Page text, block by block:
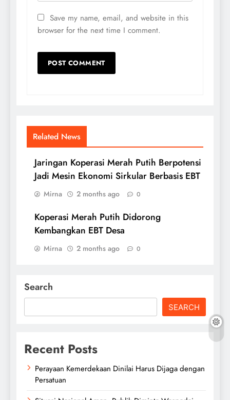
Save my name, email, and website in this
browser for the next time I comment.
Related News
Jaringan Koperasi Merah Putih Berpotensi
Jadi Mesin Ekonomi Sirkular Berbasis EBT
Mirna 2 months ago 0
Koperasi Merah Putih Didorong
Kembangkan EBT Desa
Mirna 2 months ago 0
Search
SEARCH
Recent Posts
Perayaan Kemerdekaan Dinilai Harus Dijaga dengan
Persatuan